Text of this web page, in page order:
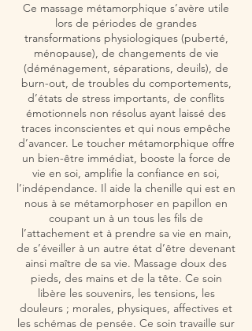
Ce massage métamorphique s’avère utile
lors de périodes de grandes
transformations physiologiques (puberté,
ménopause), de changements de vie
(déménagement, séparations, deuils), de
burn-out, de troubles du comportements,
d’états de stress importants, de conflits
émotionnels non résolus ayant laissé des
traces inconscientes et qui nous empêche
d’avancer. Le toucher métamorphique offre
un bien-être immédiat, booste la force de
vie en soi, amplifie la confiance en soi,
l’indépendance. Il aide la chenille qui est en
nous à se métamorphoser en papillon en
coupant un à un tous les fils de
l’attachement et à prendre sa vie en main,
de s’éveiller à un autre état d’être devenant
ainsi maître de sa vie. Massage doux des
pieds, des mains et de la tête. Ce soin
libère les souvenirs, les tensions, les
douleurs ; morales, physiques, affectives et
les schémas de pensée. Ce soin travaille sur